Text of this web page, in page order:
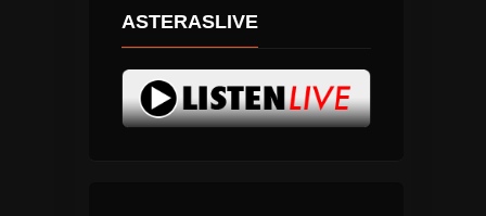
ASTERASLIVE